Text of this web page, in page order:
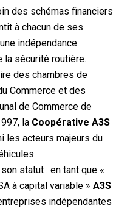
des schémas financiers
à chacun de ses
indépendance
la sécurité routière.
des chambres de
Commerce et des
de Commerce de
la Coopérative A3S
les acteurs majeurs du
son statut : en tant que «
à capital variable »A3S
indépendantes